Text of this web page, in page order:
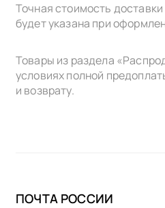
Точная стоимость
будет указана при
Товары из раздела
условиях полной
и возврату.
ПОЧТА РОССИИ